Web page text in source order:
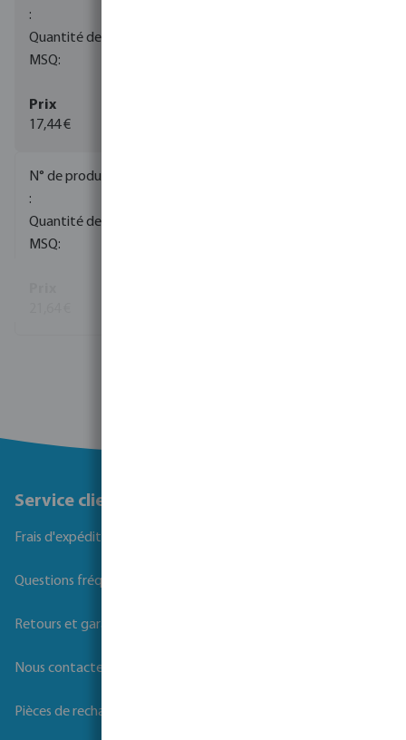
17,44 €
Service client
Frais d'expédition
Questions fréquemment posées
Retours et garanties
Nous contacter
Pièces de rechange